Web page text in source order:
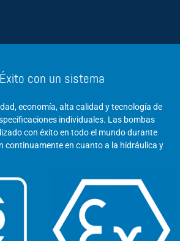
Éxito con un sistema
economía, alta calidad y tecnología de
individuales. Las bombas
con éxito en todo el mundo durante
continuamente en cuanto a la hidráulica y